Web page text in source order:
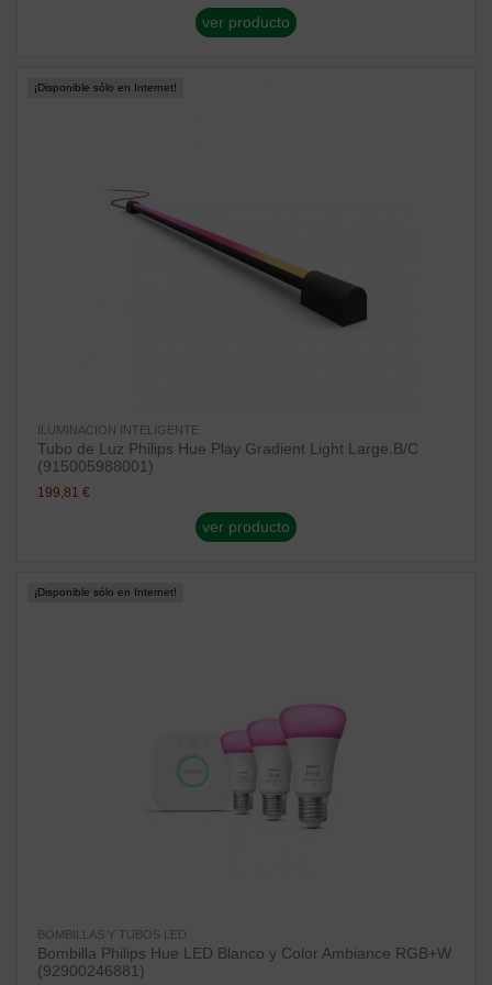
ver producto
¡Disponible sólo en Internet!
ILUMINACION INTELIGENTE
Tubo de Luz Philips Hue Play Gradient Light Large.B/C
(915005988001)
199,81 €
ver producto
¡Disponible sólo en Internet!
BOMBILLAS Y TUBOS LED
Bombilla Philips Hue LED Blanco y Color Ambiance RGB+W
(92900246881)